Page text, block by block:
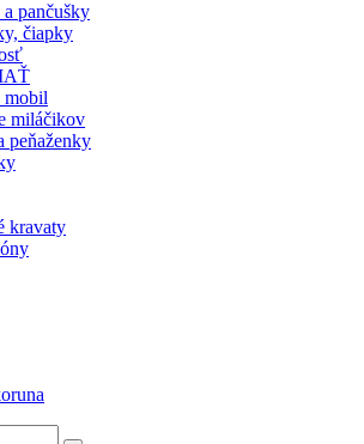
pančušky
čiapky
miláčikov
peňaženky
kravaty